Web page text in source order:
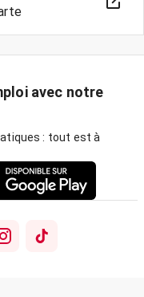
avec notre
: tout est à